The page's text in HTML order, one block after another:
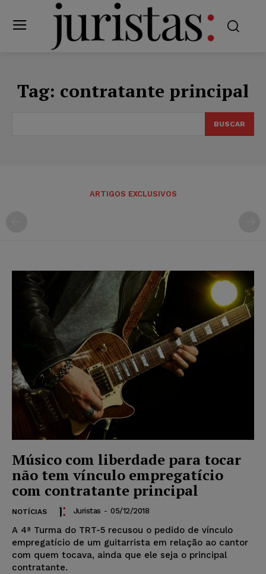
Tag: contratante principal
BUSCAR
ARTIGOS EXCLUSIVOS
Músico com liberdade para tocar
não tem vínculo empregatício
com contratante principal
NOTÍCIAS Juristas - 05/12/2018
A 4ª Turma do TRT-5 recusou o pedido de vínculo
empregatício de um guitarrista em relação ao cantor
com quem tocava, ainda que ele seja o principal
contratante.